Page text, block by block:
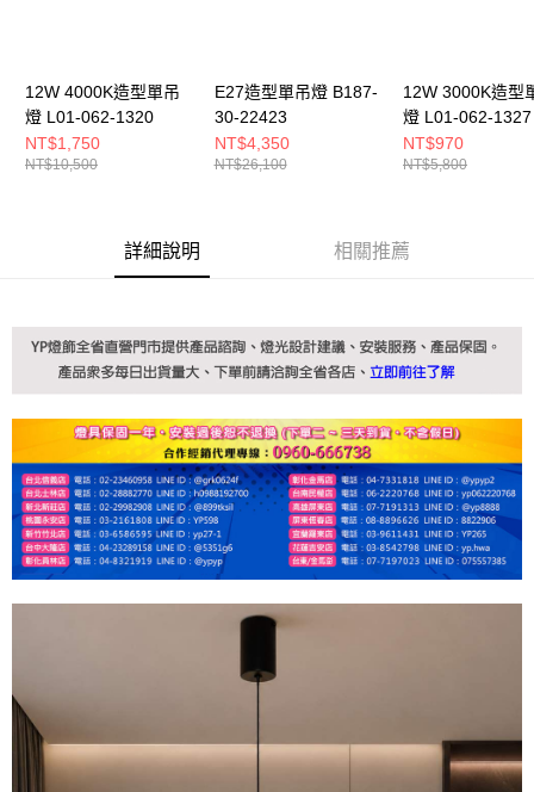
４．使用「AFTEE先享後付」時，將依據個別帳號之用戶狀況，依本公司即
時審查核予不同之上限額度；若仍有額度不足之情形，本公司將視審查結果
５．嚴禁一人註冊多個帳號或使用他人資訊註冊。若發現惡意使用之情形，
恩沛科技股份有限公司將有權停止該用戶之使用額度並採取法律行動。
12W 4000K造型單吊
燈 L01-062-1320
NT$1,750
NT$10,500
E27造型單吊燈 B187-
30-22423
NT$4,350
NT$26,100
12W 3000K造型
燈 L01-062-1327
NT$970
NT$5,800
詳細說明 相關推薦